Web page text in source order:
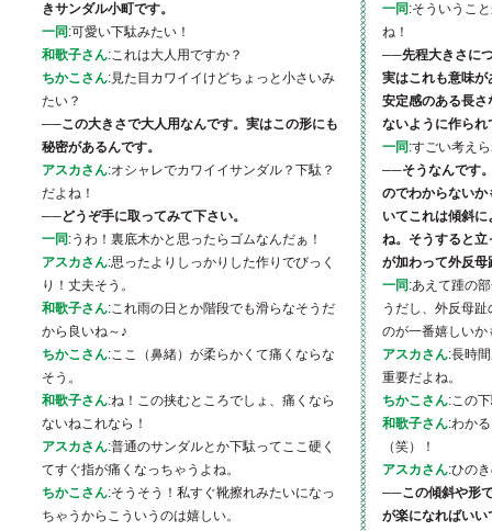
きサンダル小町です。
一同 :可愛い下駄みたい！
和歌子さん:これは大人用ですか？
ちかこさん:見た目カワイイけどちょっと小さいみ
たい？
──この大きさで大人用なんです。実はこの形にも
秘密があるんです。
アスカさん:オシャレでカワイイサンダル？下駄？
だよね！
──どうぞ手に取ってみて下さい。
一同 :うわ！裏底木かと思ったらゴムなんだぁ！
アスカさん:思ったよりしっかりした作りでびっく
り！丈夫そう。
和歌子さん:これ雨の日とか階段でも滑らなそうだ
から良いね～♪
ちかこさん:ここ（鼻緒）が柔らかくて痛くならな
そう。
和歌子さん:ね！この挟むところでしょ、痛くなら
ないねこれなら！
アスカさん:普通のサンダルとか下駄ってここ硬く
てすぐ指が痛くなっちゃうよね。
ちかこさん:そうそう！私すぐ靴擦れみたいになっ
ちゃうからこういうのは嬉しい。
一同 :そういうこ
ね！
──先程大きさに
実はこれも意味
安定感のある長
ないように作ら
一同 :すごい考え
──そうなんです
のでわからない
いてこれは傾斜
ね。そうすると
が加わって外反
一同 :あえて踵の
うだし、外反母
のが一番嬉しいか
アスカさん:長時
重要だよね。
ちかこさん:この
和歌子さん:わか
（笑）！
アスカさん:ひの
──この傾斜や形
が楽になればい